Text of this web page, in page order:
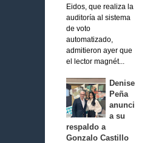
Eidos, que realiza la
auditoría al sistema
de voto
automatizado,
admitieron ayer que
el lector magnét...
Denise
Peña
anunci
a su
respaldo a
Gonzalo Castillo